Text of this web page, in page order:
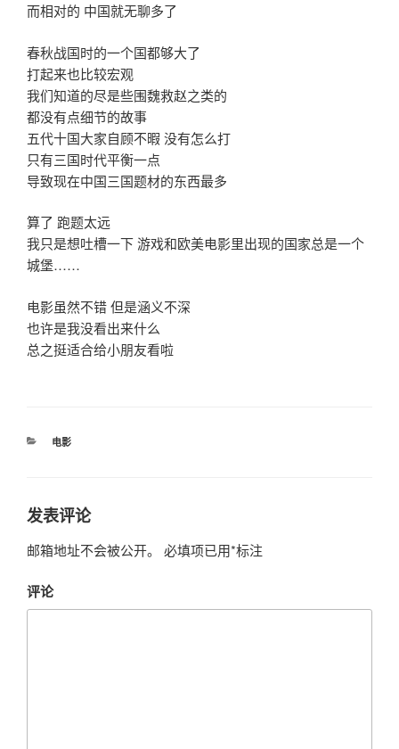
而相对的 中国就无聊多了
春秋战国时的一个国都够大了
打起来也比较宏观
我们知道的尽是些围魏救赵之类的
都没有点细节的故事
五代十国大家自顾不暇 没有怎么打
只有三国时代平衡一点
导致现在中国三国题材的东西最多
算了 跑题太远
我只是想吐槽一下 游戏和欧美电影里出现的国家总是一个
城堡……
电影虽然不错 但是涵义不深
也许是我没看出来什么
总之挺适合给小朋友看啦
分
电影
发表评论
邮箱地址不会被公开。 必填项已用*标注
评论